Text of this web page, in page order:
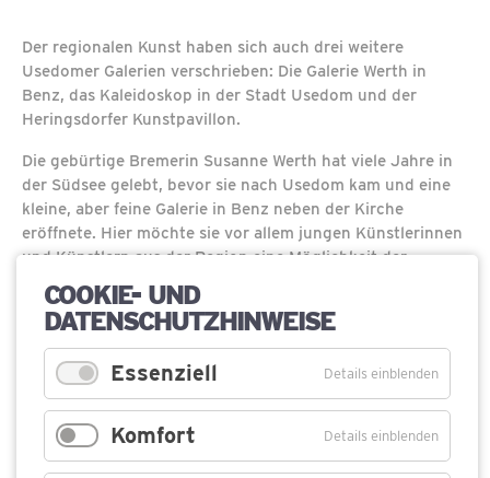
Der regionalen Kunst haben sich auch drei weitere
Usedomer Galerien verschrieben: Die Galerie Werth in
Benz, das Kaleidoskop in der Stadt Usedom und der
Heringsdorfer Kunstpavillon.
Die gebürtige Bremerin Susanne Werth hat viele Jahre in
der Südsee gelebt, bevor sie nach Usedom kam und eine
kleine, aber feine Galerie in Benz neben der Kirche
eröffnete. Hier möchte sie vor allem jungen Künstlerinnen
und Künstlern aus der Region eine Möglichkeit der
Präsentation geben.
Im Usedomer Kaleidoskop sind ebenfalls Künstlerinnen
und Künstler aus der Region – vor allem von der Insel – in
wechselnden Ausstellungen zu beschauen. Der Usedomer
Kunstverein, der die Galerie gleich um die Ecke der
backsteinernen Marienkirche betreibt, möchte hier jedoch
nicht nur Ausstellungen zeigen, sondern lädt auch zu
Filmvorführungen, Lesungen und kleinen Theaterstücken
COOKIE- UND
DATENSCHUTZHINWEISE
Essenziell Details einblenden
Komfort Details einblenden